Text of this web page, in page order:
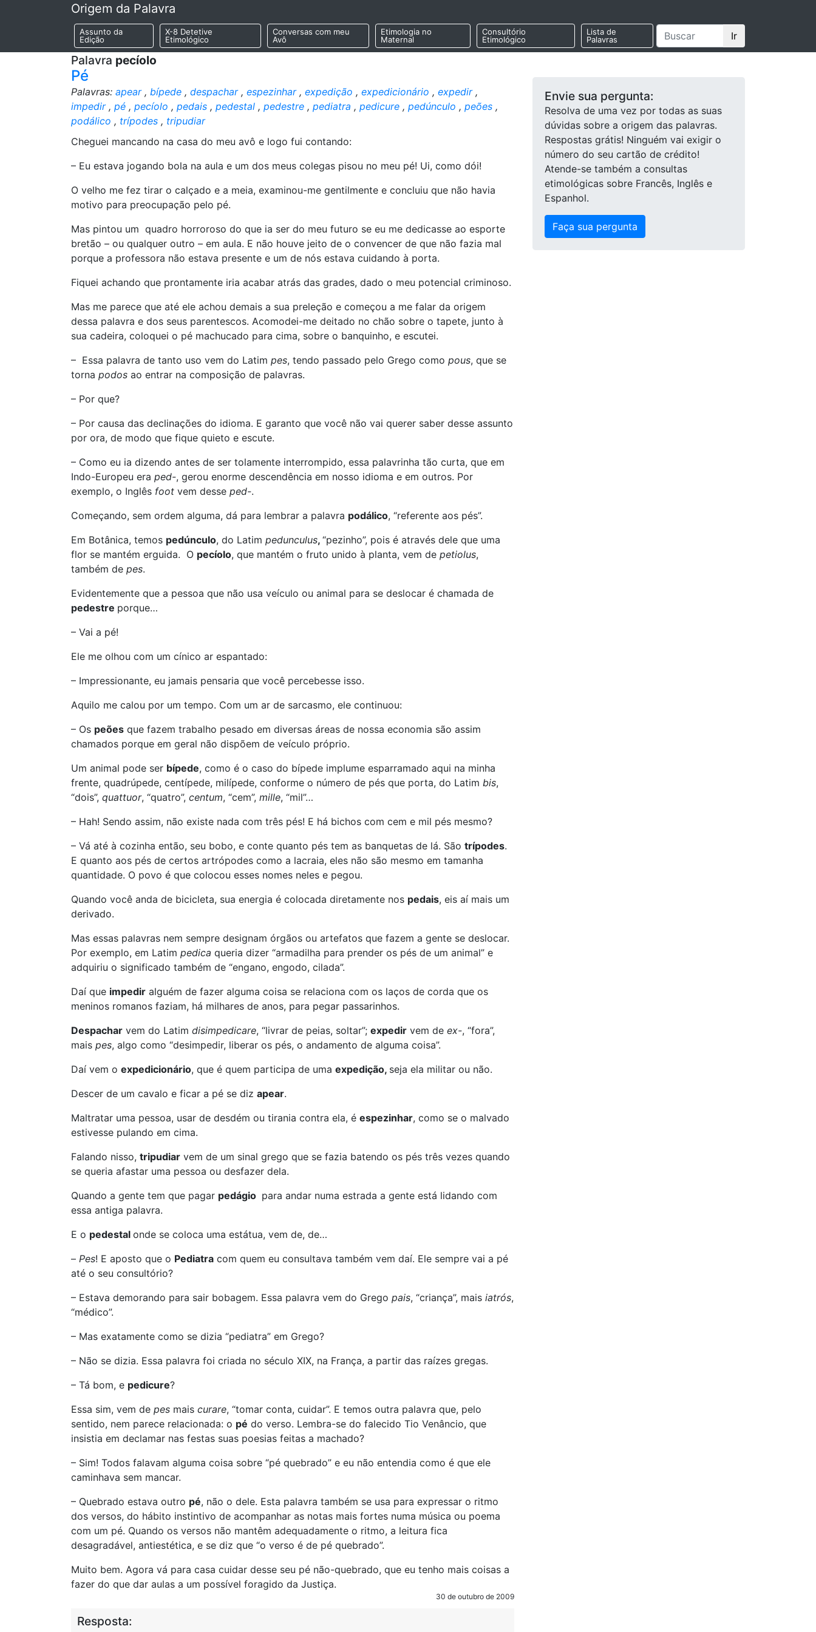
Origem da Palavra
Assunto da
Edição
X-8 Detetive
Etimológico
Conversas com meu
Avô
Etimologia no
Maternal
Consultório
Etimológico
Lista de
Palavras
Ir
Palavra pecíolo
Pé
Palavras: apear, bípede , despachar, espezinhar, expedição , expedicionário , expedir,
impedir, pé , pecíolo , pedais , pedestal , pedestre , pediatra , pedicure , pedúnculo , peões ,
podálico , trípodes , tripudiar
Cheguei mancando na casa do meu avô e logo fui contando:
– Eu estava jogando bola na aula e um dos meus colegas pisou no meu pé! Ui, como dói!
O velho me fez tirar o calçado e a meia, examinou-me gentilmente e concluiu que não havia
motivo para preocupação pelo pé.
Mas pintou um quadro horroroso do que ia ser do meu futuro se eu me dedicasse ao esporte
bretão – ou qualquer outro – em aula. E não houve jeito de o convencer de que não fazia mal
porque a professora não estava presente e um de nós estava cuidando à porta.
Fiquei achando que prontamente iria acabar atrás das grades, dado o meu potencial criminoso.
Mas me parece que até ele achou demais a sua preleção e começou a me falar da origem
dessa palavra e dos seus parentescos. Acomodei-me deitado no chão sobre o tapete, junto à
sua cadeira, coloquei o pé machucado para cima, sobre o banquinho, e escutei.
– Essa palavra de tanto uso vem do Latim pes, tendo passado pelo Grego como pous, que se
torna podos ao entrar na composição de palavras.
– Por que?
– Por causa das declinações do idioma. E garanto que você não vai querer saber desse assunto
por ora, de modo que fique quieto e escute.
– Como eu ia dizendo antes de ser tolamente interrompido, essa palavrinha tão curta, que em
Indo-Europeu era ped-, gerou enorme descendência em nosso idioma e em outros. Por
exemplo, o Inglês foot vem desse ped-.
Começando, sem ordem alguma, dá para lembrar a palavra podálico, “referente aos pés”.
Em Botânica, temos pedúnculo, do Latim pedunculus, “pezinho”, pois é através dele que uma
flor se mantém erguida. O pecíolo, que mantém o fruto unido à planta, vem de petiolus,
também de pes.
Evidentemente que a pessoa que não usa veículo ou animal para se deslocar é chamada de
pedestre porque…
– Vai a pé!
Ele me olhou com um cínico ar espantado:
– Impressionante, eu jamais pensaria que você percebesse isso.
Aquilo me calou por um tempo. Com um ar de sarcasmo, ele continuou:
– Os peões que fazem trabalho pesado em diversas áreas de nossa economia são assim
chamados porque em geral não dispõem de veículo próprio.
Um animal pode ser bípede, como é o caso do bípede implume esparramado aqui na minha
frente, quadrúpede, centípede, milípede, conforme o número de pés que porta, do Latim bis,
“dois”, quattuor, “quatro”, centum, “cem”, mille, “mil”…
– Hah! Sendo assim, não existe nada com três pés! E há bichos com cem e mil pés mesmo?
– Vá até à cozinha então, seu bobo, e conte quanto pés tem as banquetas de lá. São trípodes.
E quanto aos pés de certos artrópodes como a lacraia, eles não são mesmo em tamanha
quantidade. O povo é que colocou esses nomes neles e pegou.
Quando você anda de bicicleta, sua energia é colocada diretamente nos pedais, eis aí mais um
derivado.
Mas essas palavras nem sempre designam órgãos ou artefatos que fazem a gente se deslocar.
Por exemplo, em Latim pedica queria dizer “armadilha para prender os pés de um animal” e
adquiriu o significado também de “engano, engodo, cilada”.
Daí que impedir alguém de fazer alguma coisa se relaciona com os laços de corda que os
meninos romanos faziam, há milhares de anos, para pegar passarinhos.
Despachar vem do Latim disimpedicare, “livrar de peias, soltar”; expedir vem de ex-, “fora”,
mais pes, algo como “desimpedir, liberar os pés, o andamento de alguma coisa”.
Daí vem o expedicionário, que é quem participa de uma expedição, seja ela militar ou não.
Descer de um cavalo e ficar a pé se diz apear.
Maltratar uma pessoa, usar de desdém ou tirania contra ela, é espezinhar, como se o malvado
estivesse pulando em cima.
Falando nisso, tripudiar vem de um sinal grego que se fazia batendo os pés três vezes quando
se queria afastar uma pessoa ou desfazer dela.
Quando a gente tem que pagar pedágio para andar numa estrada a gente está lidando com
essa antiga palavra.
E o pedestal onde se coloca uma estátua, vem de, de…
– Pes! E aposto que o Pediatra com quem eu consultava também vem daí. Ele sempre vai a pé
até o seu consultório?
– Estava demorando para sair bobagem. Essa palavra vem do Grego pais, “criança”, mais iatrós,
“médico”.
– Mas exatamente como se dizia “pediatra” em Grego?
– Não se dizia. Essa palavra foi criada no século XIX, na França, a partir das raízes gregas.
– Tá bom, e pedicure?
Essa sim, vem de pes mais curare, “tomar conta, cuidar”. E temos outra palavra que, pelo
sentido, nem parece relacionada: o pé do verso. Lembra-se do falecido Tio Venâncio, que
insistia em declamar nas festas suas poesias feitas a machado?
– Sim! Todos falavam alguma coisa sobre “pé quebrado” e eu não entendia como é que ele
caminhava sem mancar.
– Quebrado estava outro pé, não o dele. Esta palavra também se usa para expressar o ritmo
dos versos, do hábito instintivo de acompanhar as notas mais fortes numa música ou poema
com um pé. Quando os versos não mantêm adequadamente o ritmo, a leitura fica
desagradável, antiestética, e se diz que “o verso é de pé quebrado”.
Muito bem. Agora vá para casa cuidar desse seu pé não-quebrado, que eu tenho mais coisas a
fazer do que dar aulas a um possível foragido da Justiça.
30 de outubro de 2009
Resposta:
Envie sua pergunta:
Resolva de uma vez por todas as suas
dúvidas sobre a origem das palavras.
Respostas grátis! Ninguém vai exigir o
número do seu cartão de crédito!
Atende-se também a consultas
etimológicas sobre Francês, Inglês e
Espanhol.
Faça sua pergunta